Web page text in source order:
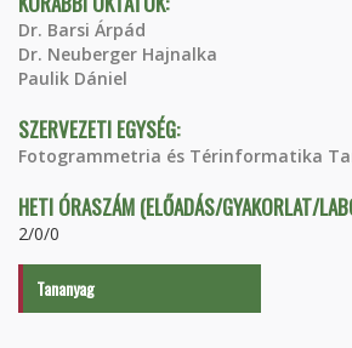
Dr. Barsi Árpád
Dr. Neuberger Hajnalka
Paulik Dániel
SZERVEZETI EGYSÉG:
Fotogrammetria és Térinformatika
HETI ÓRASZÁM (ELŐADÁS/GYAKORLAT/
2/0/0
Tananyag